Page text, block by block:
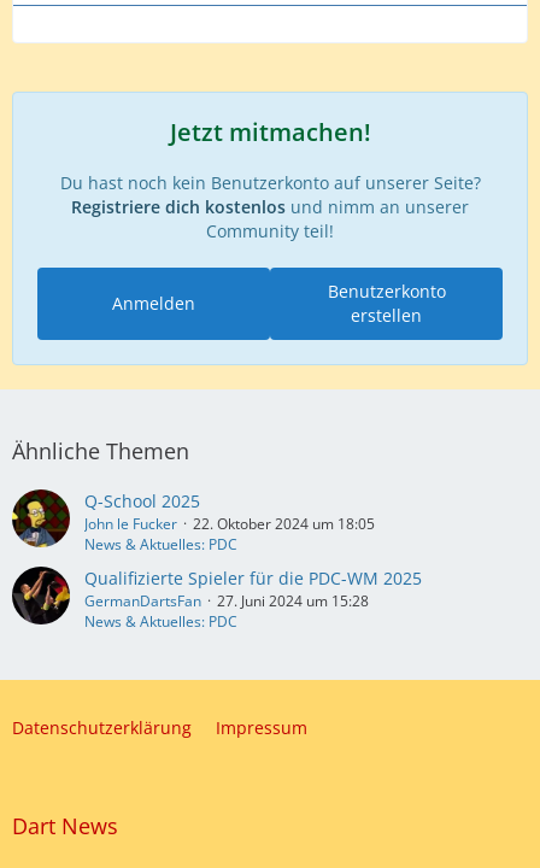
Jetzt mitmachen!
Du hast noch kein Benutzerkonto auf unserer Seite?
Registriere dich kostenlos und nimm an unserer
Community teil!
Benutzerkonto
erstellen
Anmelden
Ähnliche Themen
Q-School 2025
John le Fucker
22. Oktober 2024 um 18:05
News & Aktuelles: PDC
Qualifizierte Spieler für die PDC-WM 2025
GermanDartsFan
27. Juni 2024 um 15:28
News & Aktuelles: PDC
Datenschutzerklärung Impressum
Dart News